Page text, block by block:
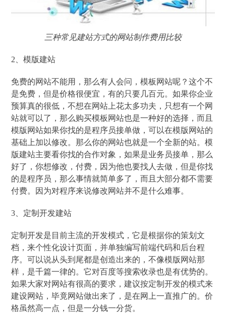
三种常见建站方式的网站制作费用比较
2、模版建站
免费的网站不能用，那么有人会问，模板网站呢？这个不
是免费，但是价格很便宜，有的只要几百元。如果你企业
预算真的很低，不想在网站上花太多功夫，只想有一个网
站就可以了，那么购买模板网站也是一种好的选择，而且
模版网站如果你找的是程序员接单做，可以在模版网站的
基础上加以修改。那么你的网站也就是一个全新的站。模
版建站主要看你找的合作对象，如果是业务员接单，那么
好了，你想修改，付费，因为他也要找人去做，但是你找
的是程序员，那么事情就简单多了，而且大部分都不需要
付费。因为对程序来说修改网站并不是什么难事。
3、定制开发建站
定制开发是目前主流的开发模式，它是根据你的策划文
档，来个性化设计页面，并单独编写前端代码和后台程
序。可以说从头到尾都是创造出来的，不像模版网站那
样，是千篇一律的。它对百度等搜索收录也是有优势的。
如果大家对网站有很高的要求，建议按定制开发的模式来
建设网站，毕竟网站做出来了，是在网上一直推广的。价
格虽然高一点，但是一分钱一分货。